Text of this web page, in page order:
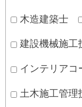
木造建築士
建設機械施工
インテリアコ
土木施工管理